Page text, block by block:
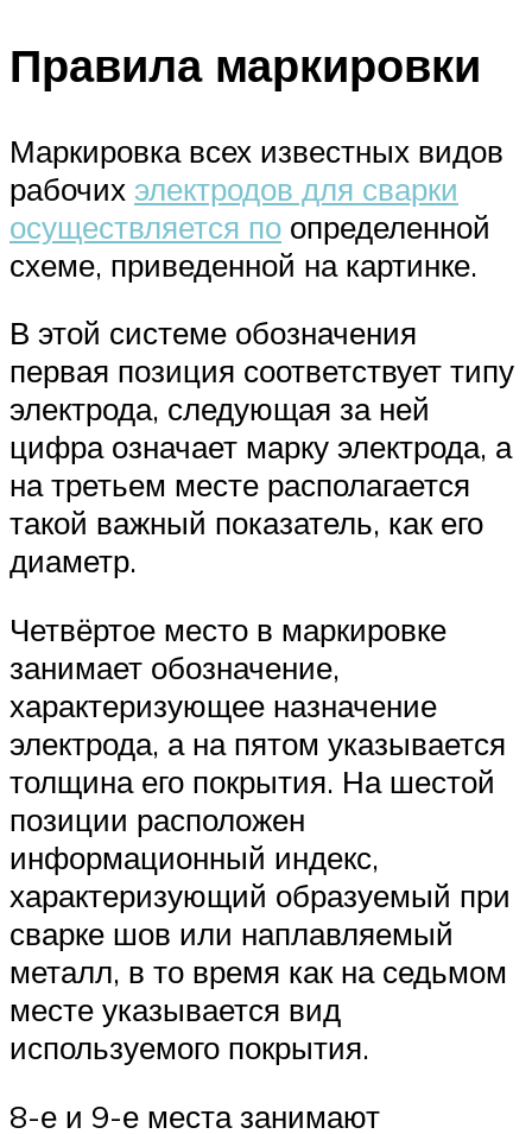
Правила маркировки
Маркировка всех известных видов
рабочих электродов для сварки
осуществляется по определенной
схеме, приведенной на картинке.
В этой системе обозначения
первая позиция соответствует типу
электрода, следующая за ней
цифра означает марку электрода, а
на третьем месте располагается
такой важный показатель, как его
диаметр.
Четвёртое место в маркировке
занимает обозначение,
характеризующее назначение
электрода, а на пятом указывается
толщина его покрытия. На шестой
позиции расположен
информационный индекс,
характеризующий образуемый при
сварке шов или наплавляемый
металл, в то время как на седьмом
месте указывается вид
используемого покрытия.
8-е и 9-е места занимают